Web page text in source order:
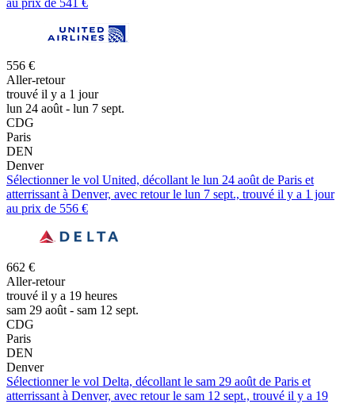
au prix de 541 €
556 €
Aller-retour
trouvé il y a 1 jour
lun 24 août - lun 7 sept.
CDG
Paris
DEN
Denver
Sélectionner le vol United, décollant le lun 24 août de Paris et
atterrissant à Denver, avec retour le lun 7 sept., trouvé il y a 1 jour
au prix de 556 €
662 €
Aller-retour
trouvé il y a 19 heures
sam 29 août - sam 12 sept.
CDG
Paris
DEN
Denver
Sélectionner le vol Delta, décollant le sam 29 août de Paris et
atterrissant à Denver, avec retour le sam 12 sept., trouvé il y a 19